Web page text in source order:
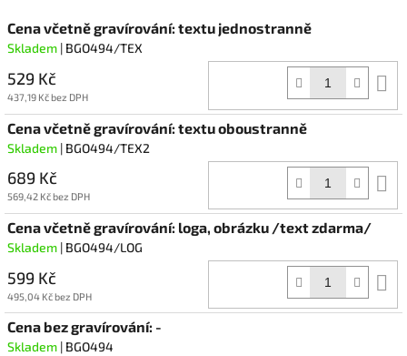
Cena včetně gravírování: textu jednostranně
Skladem | BGO494/TEX
529 Kč
437,19 Kč bez DPH
Cena včetně gravírování: textu oboustranně
Skladem | BGO494/TEX2
689 Kč
569,42 Kč bez DPH
Cena včetně gravírování: loga, obrázku /text zdarma/
Skladem | BGO494/LOG
599 Kč
495,04 Kč bez DPH
Cena bez gravírování: -
Skladem | BGO494